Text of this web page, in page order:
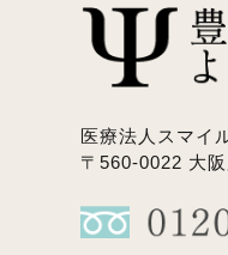
医療法人スマイ
〒560-0022 大